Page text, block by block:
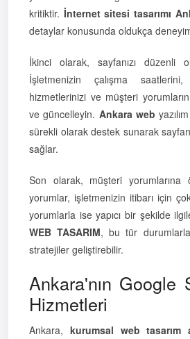
kritiktir. İnternet sitesi tasarımı
detaylar konusunda oldukça
İkinci olarak, sayfanızı düzenli
İşletmenizin çalışma
hizmetlerinizi ve müşteri
ve güncelleyin. Ankara web
sürekli olarak destek sunarak
sağlar.
Son olarak, müşteri yorumlarına
yorumlar, işletmenizin itibarı için
yorumlarla ise yapıcı bir şekilde
WEB TASARIM, bu tür
stratejiler geliştirebilir.
Ankara'nın Google
Hizmetleri
Ankara, kurumsal web tasarım